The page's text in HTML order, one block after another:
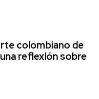
colombiano de
reflexión sobre